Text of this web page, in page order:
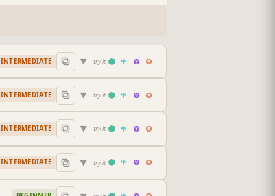
INTERMEDIATE ▼ try it
INTERMEDIATE ▼ try it
INTERMEDIATE ▼ try it
INTERMEDIATE ▼ try it